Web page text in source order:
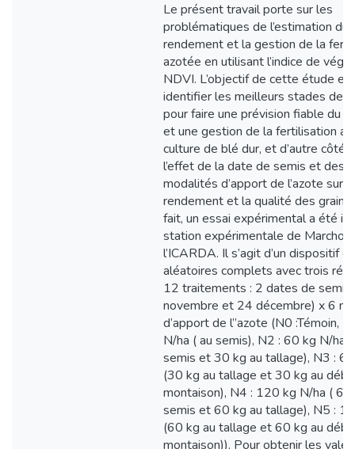
Le présent travail porte sur les
problématiques de l’estimation du
rendement et la gestion de la
azotée en utilisant l’indice de
NDVI. L’objectif de cette étude
identifier les meilleurs stades de
pour faire une prévision fiable du
et une gestion de la fertilisation
culture de blé dur, et d’autre côté,
l’effet de la date de semis et des
modalités d’apport de l’azote sur
rendement et la qualité des
fait, un essai expérimental a été
station expérimentale de
l’ICARDA. Il s’agit d’un dispositif
aléatoires complets avec trois
12 traitements : 2 dates de
novembre et 24 décembre) x 6
d’apport de l’’azote (N0 :Témoin,
N/ha ( au semis), N2 : 60 kg N/ha
semis et 30 kg au tallage), N3 :
(30 kg au tallage et 30 kg au
montaison), N4 : 120 kg N/ha ( 60
semis et 60 kg au tallage), N5 :
(60 kg au tallage et 60 kg au
montaison)). Pour obtenir les